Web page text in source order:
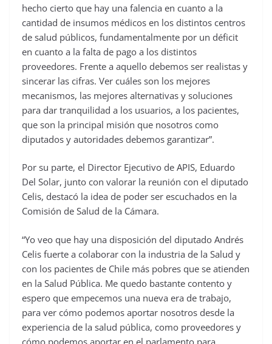
hecho cierto que hay una falencia en cuanto a la
cantidad de insumos médicos en los distintos centros
de salud públicos, fundamentalmente por un déficit
en cuanto a la falta de pago a los distintos
proveedores. Frente a aquello debemos ser realistas y
sincerar las cifras. Ver cuáles son los mejores
mecanismos, las mejores alternativas y soluciones
para dar tranquilidad a los usuarios, a los pacientes,
que son la principal misión que nosotros como
diputados y autoridades debemos garantizar”.
Por su parte, el Director Ejecutivo de APIS, Eduardo
Del Solar, junto con valorar la reunión con el diputado
Celis, destacó la idea de poder ser escuchados en la
Comisión de Salud de la Cámara.
“Yo veo que hay una disposición del diputado Andrés
Celis fuerte a colaborar con la industria de la Salud y
con los pacientes de Chile más pobres que se atienden
en la Salud Pública. Me quedo bastante contento y
espero que empecemos una nueva era de trabajo,
para ver cómo podemos aportar nosotros desde la
experiencia de la salud pública, como proveedores y
cómo podemos aportar en el parlamento para